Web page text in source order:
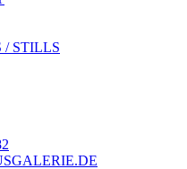
/ STILLS